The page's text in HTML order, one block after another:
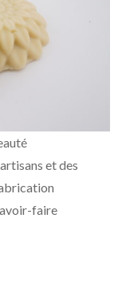
et des
faire